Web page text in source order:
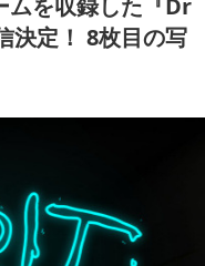
ムを収録した『Dr
定！ 8枚目の写